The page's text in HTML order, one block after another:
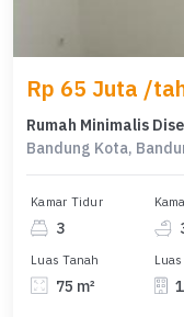
Rp 65 Juta /
Bandung Kota,
Kamar Tidur
3
Luas Tanah
75 m²